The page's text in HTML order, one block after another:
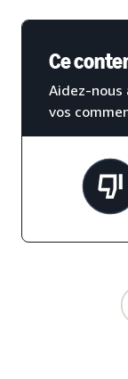
Ce
Aidez-nous
vos